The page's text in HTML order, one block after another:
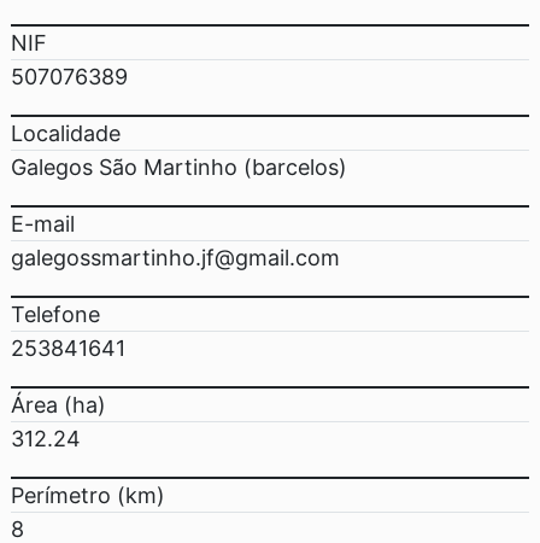
NIF
507076389
Localidade
Galegos São Martinho (barcelos)
E-mail
galegossmartinho.jf@gmail.com
Telefone
253841641
Área (ha)
312.24
Perímetro (km)
8